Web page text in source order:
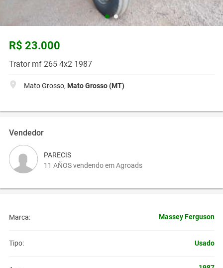
R$ 23.000
Trator mf 265 4x2 1987
Mato Grosso, Mato Grosso (MT)
Vendedor
PARECIS
11 AÑOS vendendo em Agroads
Marca: Massey Ferguson
Tipo: Usado